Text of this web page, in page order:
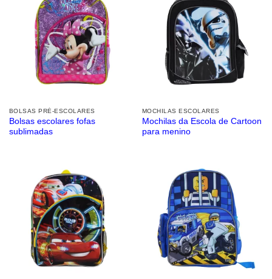
BOLSAS PRÉ-ESCOLARES
Bolsas escolares fofas
sublimadas
MOCHILAS ESCOLARES
Mochilas da Escola de Cartoon
para menino